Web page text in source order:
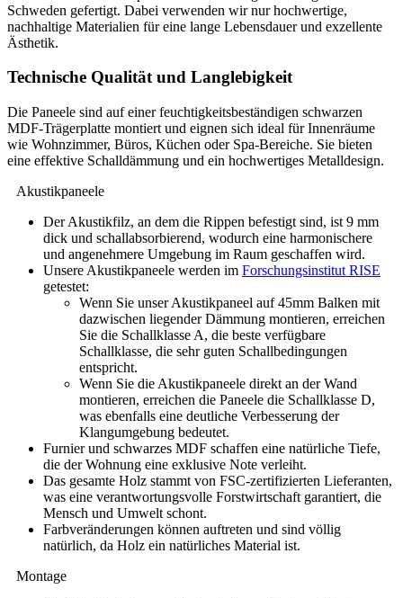
Schweden gefertigt. Dabei verwenden wir nur hochwertige,
nachhaltige Materialien für eine lange Lebensdauer und exzellente
Ästhetik.
Technische Qualität und Langlebigkeit
Die Paneele sind auf einer feuchtigkeitsbeständigen schwarzen
MDF-Trägerplatte montiert und eignen sich ideal für Innenräume
wie Wohnzimmer, Büros, Küchen oder Spa-Bereiche. Sie bieten
eine effektive Schalldämmung und ein hochwertiges Metalldesign.
Akustikpaneele
Der Akustikfilz, an dem die Rippen befestigt sind, ist 9 mm
dick und schallabsorbierend, wodurch eine harmonischere
und angenehmere Umgebung im Raum geschaffen wird.
Unsere Akustikpaneele werden im Forschungsinstitut RISE
getestet:
Wenn Sie unser Akustikpaneel auf 45mm Balken mit
dazwischen liegender Dämmung montieren, erreichen
Sie die Schallklasse A, die beste verfügbare
Schallklasse, die sehr guten Schallbedingungen
entspricht.
Wenn Sie die Akustikpaneele direkt an der Wand
montieren, erreichen die Paneele die Schallklasse D,
was ebenfalls eine deutliche Verbesserung der
Klangumgebung bedeutet.
Furnier und schwarzes MDF schaffen eine natürliche Tiefe,
die der Wohnung eine exklusive Note verleiht.
Das gesamte Holz stammt von FSC-zertifizierten Lieferanten,
was eine verantwortungsvolle Forstwirtschaft garantiert, die
Mensch und Umwelt schont.
Farbveränderungen können auftreten und sind völlig
natürlich, da Holz ein natürliches Material ist.
Montage